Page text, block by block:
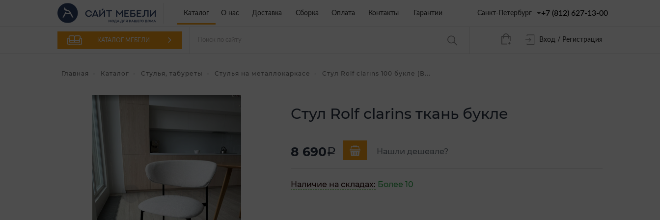
Каталог О нас Доставка Сборка Оплата Контакты Гарантии Санкт-Петербург +7 (812) 627-13-00
КАТАЛОГ МЕБЕЛИ Вход / Регистрация
Главная Каталог Стулья, табуреты Стулья на металлокаркасе Стул Rolf clarins 100 букле (В...
Стул Rolf clarins ткань букле
8 690a Нашли дешевле?
Наличие на складах: Более 10